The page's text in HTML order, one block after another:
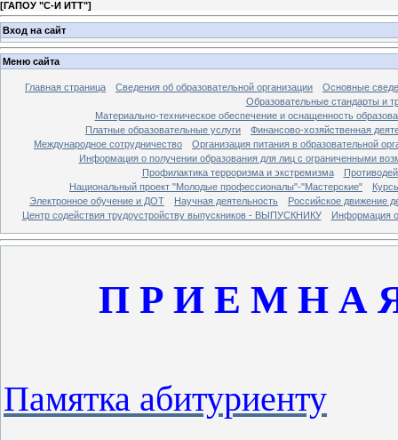
[ГАПОУ "С-И ИТТ"]
Вход на сайт
Меню сайта
Главная страница Сведения об образовательной организации
Основные
Образовательные стандарты и
Материально-техническое обеспечение и оснащенность
Платные образовательные услуги
Финансово-хозяйственная
Международное сотрудничество
Организация питания в образовательной
Информация о получении образования для лиц с ограниченными
Профилактика терроризма и экстремизма
Национальный проект "Молодые профессионалы"-"Мастерские"
Электронное обучение и ДОТ
Научная деятельность
Российское движение
Центр содействия трудоустройству выпускников - ВЫПУСКНИКУ
Информация о
П Р И Е М Н
Памятка абитуриенту